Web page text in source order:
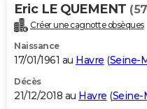
Eric LE QUEMENT
Créer une cagnotte obsèques
Naissance
17/01/1961 au Havre (Seine-
Décès
21/12/2018 au Havre (